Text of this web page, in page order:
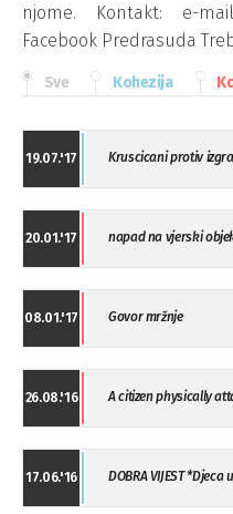
njome. Kontakt: e-
Facebook Predrasuda
Sve Kohezija
19.07.'17 Kruscicani protiv
20.01.'17 napad na vjerski
08.01.'17 Govor mržnje
26.08.'16 A citizen physically
17.06.'16 DOBRA VIJEST *Djeca